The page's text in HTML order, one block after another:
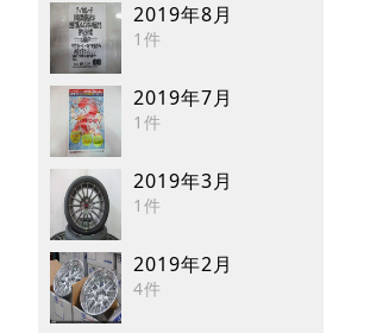
2019年8月
1件
2019年7月
1件
2019年3月
1件
2019年2月
4件